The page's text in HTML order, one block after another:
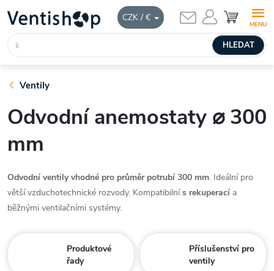
CZK / €
obsah
HLEDAT
NÁKUPNÍ
KOŠÍK
Ventily
Odvodní anemostaty ⌀ 300
mm
Odvodní ventily vhodné pro průměr potrubí 300 mm. Ideální pro
větší vzduchotechnické rozvody. Kompatibilnís rekuperací a
běžnými ventilačními systémy.
Produktové
řady
Příslušenství pro
ventily